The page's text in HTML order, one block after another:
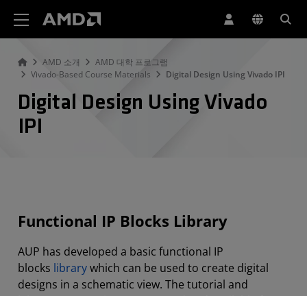
AMD 소개
AMD 대학 프로그램
Vivado-Based Course Materials
Digital Design Using Vivado IPI
Digital Design Using Vivado
IPI
Functional IP Blocks Library
AUP has developed a basic functional IP
blocks librarywhich can be used to create digital
designs in a schematic view. The tutorial and